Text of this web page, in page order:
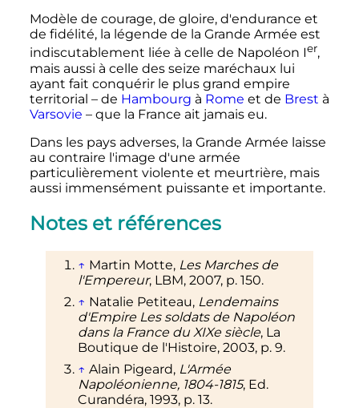
Modèle de courage, de gloire, d'endurance et
de fidélité, la légende de la Grande Armée est
indiscutablement liée à celle de Napoléon Ier,
mais aussi à celle des seize maréchaux lui
ayant fait conquérir le plus grand empire
territorial – de Hambourg à Rome et de Brest à
Varsovie – que la France ait jamais eu.
Dans les pays adverses, la Grande Armée laisse
au contraire l'image d'une armée
particulièrement violente et meurtrière, mais
aussi immensément puissante et importante.
Notes et références
↑ Martin Motte, Les Marches de
l'Empereur, LBM, 2007, p. 150.
↑ Natalie Petiteau, Lendemains
d'Empire Les soldats de Napoléon
dans la France du XIXe siècle, La
Boutique de l'Histoire, 2003, p. 9.
↑ Alain Pigeard, L'Armée
Napoléonienne, 1804-1815, Ed.
Curandéra, 1993, p. 13.